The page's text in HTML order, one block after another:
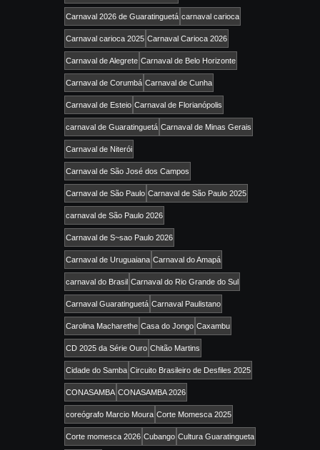
Carnaval 2026 de Guaratinguetá carnaval carioca
Carnaval carioca 2025 Carnaval Carioca 2026
Carnaval de Alegrete Carnaval de Belo Horizonte
Carnaval de Corumbá Carnaval de Cunha
Carnaval de Esteio Carnaval de Florianópolis
carnaval de Guaratinguetá Carnaval de Minas Gerais
Carnaval de Niterói
Carnaval de São José dos Campos
Carnaval de São Paulo Carnaval de São Paulo 2025
carnaval de São Paulo 2026
Carnaval de S~sao Paulo 2026
Carnaval de Uruguaiana Carnaval do Amapá
carnaval do Brasil Carnaval do Rio Grande do Sul
Carnaval Guaratinguetá Carnaval Paulistano
Carolina Macharethe Casa do Jongo Caxambu
CD 2025 da Série Ouro Chitão Martins
Cidade do Samba Circuito Brasileiro de Desfiles 2025
CONASAMBA CONASAMBA 2026
coreógrafo Marcio Moura Corte Momesca 2025
Corte momesca 2026 Cubango Cultura Guaratingueta